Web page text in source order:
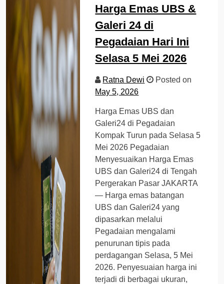
Harga Emas UBS &
Galeri 24 di
Pegadaian Hari Ini
Selasa 5 Mei 2026
Ratna Dewi
Posted on
May 5, 2026
Harga Emas UBS dan
Galeri24 di Pegadaian
Kompak Turun pada Selasa 5
Mei 2026 Pegadaian
Menyesuaikan Harga Emas
UBS dan Galeri24 di Tengah
Pergerakan Pasar JAKARTA
— Harga emas batangan
UBS dan Galeri24 yang
dipasarkan melalui
Pegadaian mengalami
penurunan tipis pada
perdagangan Selasa, 5 Mei
2026. Penyesuaian harga ini
terjadi di berbagai ukuran,